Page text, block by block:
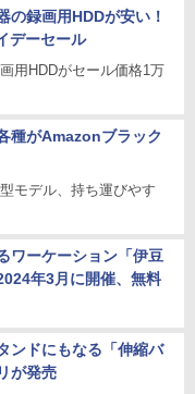
の録画用HDDが安い！
デーセール
用HDDがセール価格1万
種がAmazonブラック
モデル、持ち運びやす
ワーケーション「伊豆
年3月に開催、無料
ンドにもなる「伸縮バ
が発売